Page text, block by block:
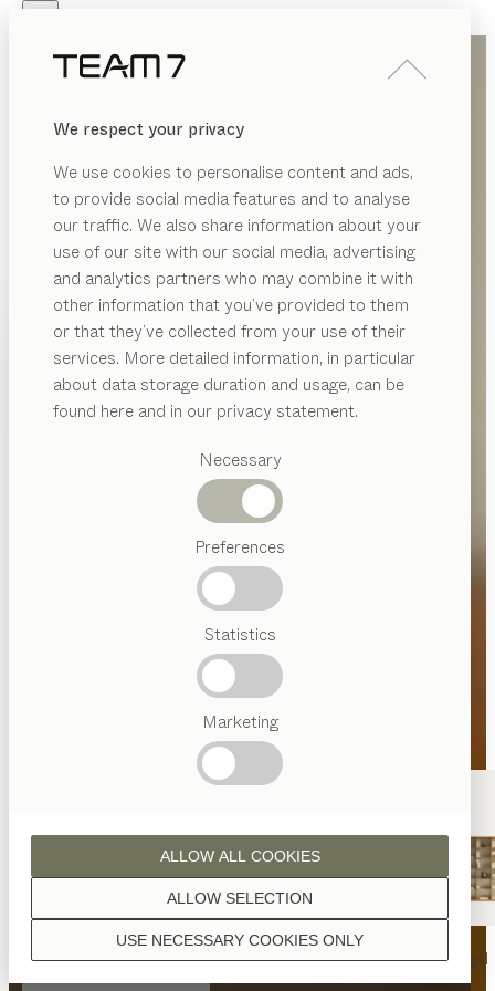
We respect your privacy
We use cookies to personalise content and ads,
to provide social media features and to analyse
our traffic. We also share information about your
use of our site with our social media, advertising
and analytics partners who may combine it with
other information that you’ve provided to them
or that they’ve collected from your use of their
services. More detailed information, in particular
about data storage duration and usage, can be
found here and in our privacy statement.
Necessary
Preferences
Statistics
Marketing
USE NECESSARY COOKIES ONLY
ALLOW SELECTION
ALLOW ALL COOKIES
PRODUKTE
INSPIRATION
HÄNDLER
Vorgeschlagene
Kategorien
Österreichisches
Handwerk
nyaTisch nyaStuhl filignoRegal
PRODUKTE
INSPIRATION
ÜBER UNS